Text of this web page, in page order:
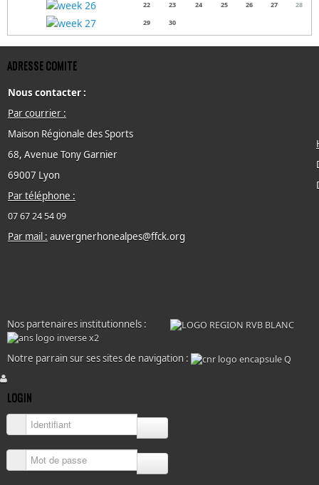
22
23 24 25 26 27
28
29
30
ADRESSE COMITE
Nous contacter :
Par courrier :
Maison Régionale des Sports
68, Avenue Tony Garnier
69007 Lyon
Par téléphone :
07 67 24 54 09
Par mail : auvergnerhonealpes@ffck.org
Nos partenaires institutionnels :
Notre parrain sur ses sites de navigation :
LOGIN
Identifiant
Mot de passe